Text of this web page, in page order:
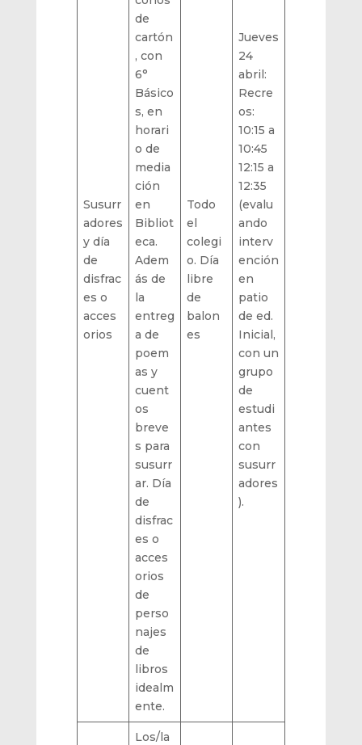
Susurr
adores
y día
de
disfrac
es o
acces
orios
de
cartón
, con
6°
Básico
s, en
horari
o de
media
ción
en
Bibliot
eca.
Adem
ás de
la
entreg
a de
poem
as y
cuent
os
breve
s para
susurr
ar. Día
de
disfrac
es o
acces
orios
de
perso
najes
de
libros
idealm
ente.
Todo
el
colegi
o. Día
libre
de
balon
es
Jueves
24
abril:
Recre
os:
10:15 a
10:45
12:15 a
12:35
(evalu
ando
interv
ención
en
patio
de ed.
Inicial,
con un
grupo
de
estudi
antes
con
susurr
adores
).
Los/la